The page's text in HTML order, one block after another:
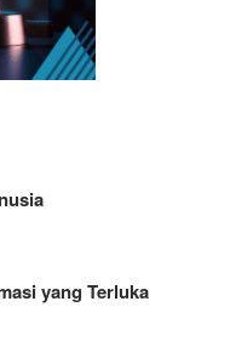
yang Terluka